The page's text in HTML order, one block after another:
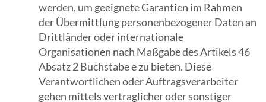
werden, um geeignete Garantien im Rahmen
der Übermittlung personenbezogener Daten an
Drittländer oder internationale
Organisationen nach Maßgabe des Artikels 46
Absatz 2 Buchstabe e zu bieten. Diese
Verantwortlichen oder Auftragsverarbeiter
gehen mittels vertraglicher oder sonstiger